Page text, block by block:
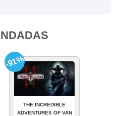
THE INCREDIBLE
ADVENTURES OF VAN
-91%